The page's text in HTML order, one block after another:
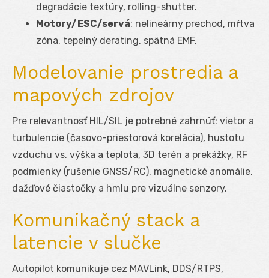
degradácie textúry, rolling-shutter.
Motory/ESC/servá: nelineárny prechod, mŕtva
zóna, tepelný derating, spätná EMF.
Modelovanie prostredia a
mapových zdrojov
Pre relevantnosť HIL/SIL je potrebné zahrnúť: vietor a
turbulencie (časovo-priestorová korelácia), hustotu
vzduchu vs. výška a teplota, 3D terén a prekážky, RF
podmienky (rušenie GNSS/RC), magnetické anomálie,
dažďové čiastočky a hmlu pre vizuálne senzory.
Komunikačný stack a
latencie v slučke
Autopilot komunikuje cez MAVLink, DDS/RTPS,